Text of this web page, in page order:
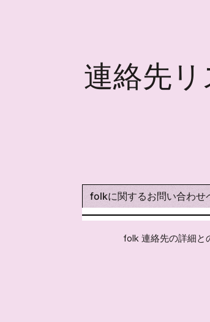
連絡先
folkに関するお問い合わせ
folk 連絡先の詳細と